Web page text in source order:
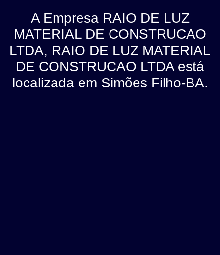
A Empresa RAIO DE LUZ
MATERIAL DE CONSTRUCAO
LTDA, RAIO DE LUZ MATERIAL
DE CONSTRUCAO LTDA está
localizada em Simões Filho-BA.